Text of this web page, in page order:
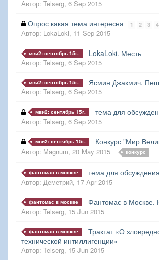
Автор: Telserg, 6 Sep 2015
Опрос какая тема интересна 1 2 3 4
Автор: LokaLoki, 11 Sep 2015
мви2: сентябрь 15г. LokaLoki. Месть
Автор: Telserg, 6 Sep 2015
мви2: сентябрь 15г. Ясмин Джакмич.
Автор: Telserg, 6 Sep 2015
мви2: сентябрь 15г. тема для
Автор: Telserg, 6 Sep 2015
мви2: сентябрь 15г. Конкурс "Мир
Автор: Magnum, 20 May 2015 конкурс
фантомас в москве тема для
Автор: Деметрий, 17 Apr 2015
фантомас в москве Фантомас в Москве.
Автор: Telserg, 15 Jun 2015
фантомас в москве
Трактат «О
технической интиллигенции»
Автор: Telserg, 15 Jun 2015